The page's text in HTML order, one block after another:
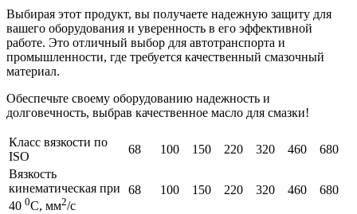
Выбирая этот продукт, вы получаете надежную защиту для
вашего оборудования и уверенность в его эффективной
работе. Это отличный выбор для автотранспорта и
промышленности, где требуется качественный смазочный
материал.
Обеспечьте своему оборудованию надежность и
долговечность, выбрав качественное масло для смазки!
Класс вязкости по
ISО
68 100 150 220 320 460
680
Вязкость
кинематическая при
40 0С, мм2/с
68 100 150 220 320 460 680